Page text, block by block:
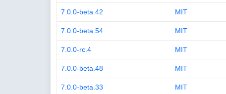
7.0.0-beta.42 MIT
7.0.0-beta.54 MIT
7.0.0-rc.4 MIT
7.0.0-beta.48 MIT
7.0.0-beta.33 MIT